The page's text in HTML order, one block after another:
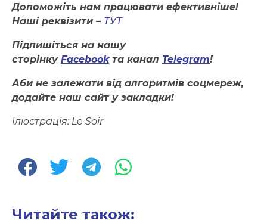
Допоможіть нам працювати ефективніше!
Наші реквізити – ТУТ
Підпишіться на нашу
сторінку Facebookта канал Telegram!
Аби не залежати від алгоритмів соцмереж,
додайте наш сайт у закладки!
Ілюстрація: Le Soir
Читайте також: